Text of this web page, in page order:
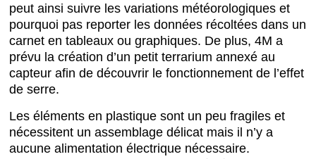
peut ainsi suivre les variations météorologiques et
pourquoi pas reporter les données récoltées dans un
carnet en tableaux ou graphiques. De plus, 4M a
prévu la création d’un petit terrarium annexé au
capteur afin de découvrir le fonctionnement de l’effet
de serre.
Les éléments en plastique sont un peu fragiles et
nécessitent un assemblage délicat mais il n’y a
aucune alimentation électrique nécessaire.